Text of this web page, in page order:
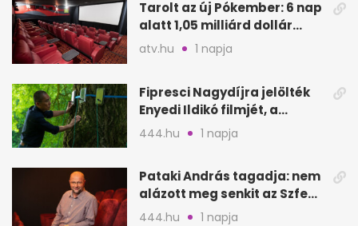
Tarolt az új Pókember: 6 nap
alatt 1,05 milliárd dollár
bevétel
atv.hu 1 napja
Fipresci Nagydíjra jelölték
Enyedi Ildikó filmjét, a
Csendes barátot
444.hu 1 napja
Pataki András tagadja: nem
alázott meg senkit az Szfe
felvételijén
444.hu 1 napja